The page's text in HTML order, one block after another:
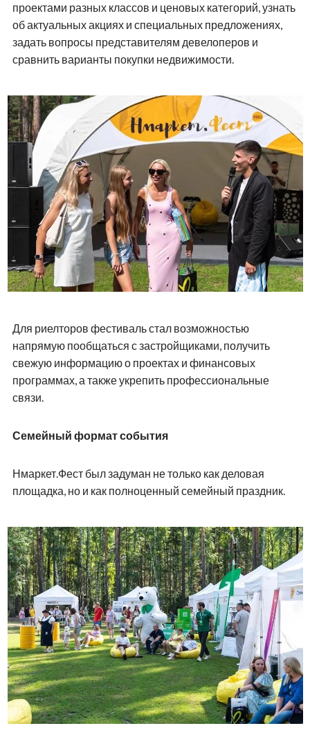
проектами разных классов и ценовых категорий, узнать
об актуальных акциях и специальных предложениях,
задать вопросы представителям девелоперов и
сравнить варианты покупки недвижимости.
Для риелторов фестиваль стал возможностью
напрямую пообщаться с застройщиками, получить
свежую информацию о проектах и финансовых
программах, а также укрепить профессиональные
связи.
Семейный формат события
Нмаркет.Фест был задуман не только как деловая
площадка, но и как полноценный семейный праздник.